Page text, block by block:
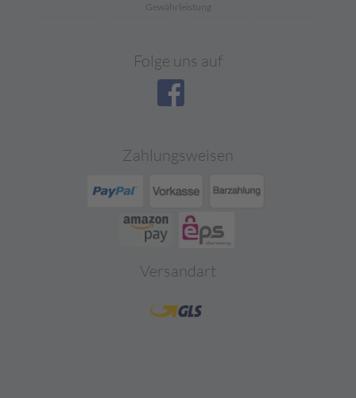
Gewährleistung
Folge uns auf
Zahlungsweisen
Versandart